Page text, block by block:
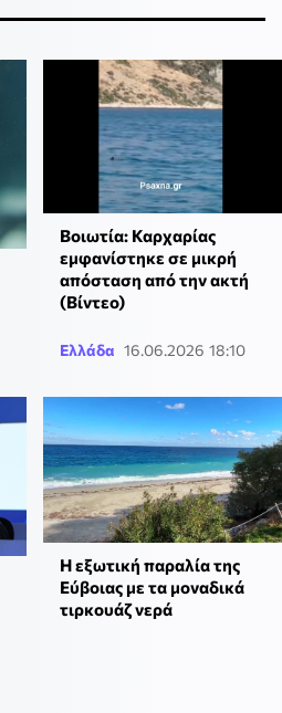
Βοιωτία: Καρχαρίας
εμφανίστηκε σε μικρή
απόσταση από την ακτή
(Βίντεο)
Ελλάδα 16.06.2026 18:10
Η εξωτική παραλία της
Εύβοιας με τα μοναδικά
τιρκουάζ νερά